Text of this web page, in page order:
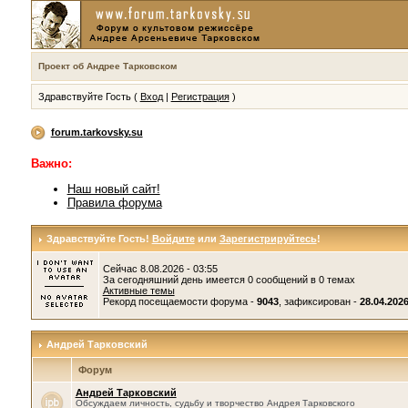
Проект об Андрее Тарковском
Здравствуйте Гость ( Вход| Регистрация)
forum.tarkovsky.su
Важно:
Наш новый сайт!
Правила форума
Здравствуйте Гость! Войдитеили Зарегистрируйтесь!
Сейчас 8.08.2026 - 03:55
За сегодняшний день имеется 0 сообщений в 0 темах
Активные темы
Рекорд посещаемости форума - 9043, зафиксирован -
Андрей Тарковский
Форум
Андрей Тарковский
Обсуждаем личность, судьбу и творчество Андрея Тарковского